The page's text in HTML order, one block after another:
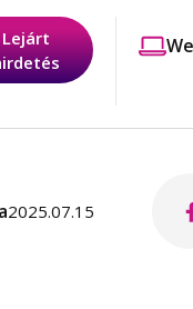
Lejárt
2025.07.15